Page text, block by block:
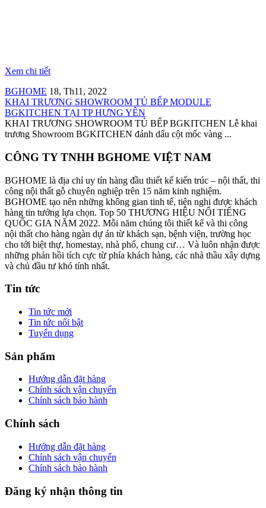
Xem chi tiết
BGHOME 18, Th11, 2022
KHAI TRƯƠNG SHOWROOM TỦ BẾP MODULE
BGKITCHEN TẠI TP HƯNG YÊN
KHAI TRƯƠNG SHOWROOM TỦ BẾP BGKITCHEN Lễ khai
trương Showroom BGKITCHEN đánh dấu cột mốc vàng ...
CÔNG TY TNHH BGHOME VIỆT NAM
BGHOME là địa chỉ uy tín hàng đầu thiết kế kiến trúc – nội thất, thi
công nội thất gỗ chuyên nghiệp trên 15 năm kinh nghiệm.
BGHOME tạo nên những không gian tinh tế, tiện nghi được khách
hàng tin tưởng lựa chọn. Top 50 THƯƠNG HIỆU NỔI TIẾNG
QUỐC GIA NĂM 2022. Mỗi năm chúng tôi thiết kế và thi công
nội thất cho hàng ngàn dự án từ khách sạn, bệnh viện, trường học
cho tới biệt thự, homestay, nhà phố, chung cư… Và luôn nhận được
những phản hồi tích cực từ phía khách hàng, các nhà thầu xây dựng
và chủ đầu tư khó tính nhất.
Tin tức
Tin tức mới
Tin tức nổi bật
Tuyển dụng
Sản phẩm
Hướng dẫn đặt hàng
Chính sách vận chuyển
Chính sách bảo hành
Chính sách
Hướng dẫn đặt hàng
Chính sách vận chuyển
Chính sách bảo hành
Đăng ký nhận thông tin